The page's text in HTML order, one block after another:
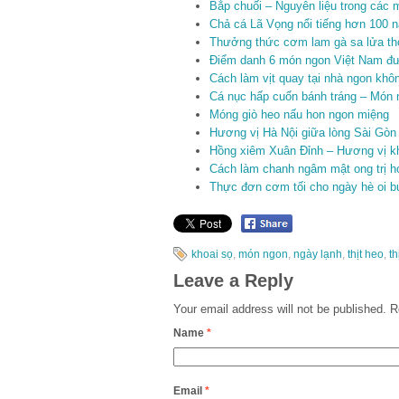
Bắp chuối – Nguyên liệu trong các
Chả cá Lã Vọng nổi tiếng hơn 100
Thưởng thức cơm lam gà sa lửa
Điểm danh 6 món ngon Việt Nam
Cách làm vịt quay tại nhà ngon
Cá nục hấp cuốn bánh tráng –
Móng giò heo nấu hon ngon miệng
Hương vị Hà Nội giữa lòng Sài Gòn
Hồng xiêm Xuân Đỉnh – Hương vị
Cách làm chanh ngâm mật ong trị
Thực đơn cơm tối cho ngày hè oi
khoai sọ, món ngon, ngày lạnh, thịt heo,
Leave a Reply
Your email address will not be published.
Name *
Email *